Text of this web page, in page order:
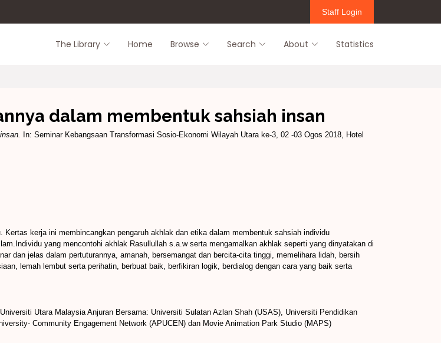
Staff Login
The Library Home Browse Search About Statistics
dalam membentuk sahsiah insan
In: Seminar Kebangsaan Transformasi Sosio-Ekonomi Wilayah Utara ke-3, 02 -03 Ogos 2018, Hotel
kerja ini membincangkan pengaruh akhlak dan etika dalam membentuk sahsiah individu
yang mencontohi akhlak Rasullullah s.a.w serta mengamalkan akhlak seperti yang dinyatakan di
dan jelas dalam pertuturannya, amanah, bersemangat dan bercita-cita tinggi, memelihara lidah, bersih
lemah lembut serta perihatin, berbuat baik, berfikiran logik, berdialog dengan cara yang baik serta
Utara Malaysia Anjuran Bersama: Universiti Sulatan Azlan Shah (USAS), Universiti Pendidikan
Community Engagement Network (APUCEN) dan Movie Animation Park Studio (MAPS)